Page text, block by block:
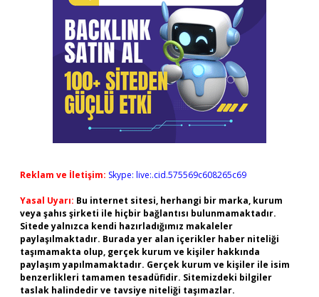
Reklam ve İletişim: Skype: live:.cid.575569c608265c69
Yasal Uyarı: Bu internet sitesi, herhangi bir marka, kurum
veya şahıs şirketi ile hiçbir bağlantısı bulunmamaktadır.
Sitede yalnızca kendi hazırladığımız makaleler
paylaşılmaktadır. Burada yer alan içerikler haber niteliği
taşımamakta olup, gerçek kurum ve kişiler hakkında
paylaşım yapılmamaktadır. Gerçek kurum ve kişiler ile isim
benzerlikleri tamamen tesadüfidir. Sitemizdeki bilgiler
taslak halindedir ve tavsiye niteliği taşımazlar.